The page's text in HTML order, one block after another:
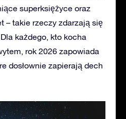
superksiężyce oraz
– takie rzeczy zdarzają się
każdego, kto kocha
rok 2026 zapowiada
dosłownie zapierają dech